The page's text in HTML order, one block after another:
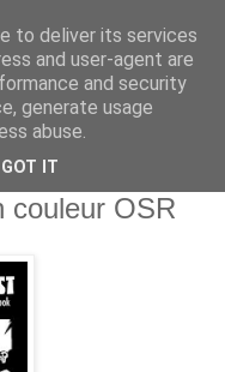
couleur OSR
to deliver its services
and user-agent are
and security
generate usage
abuse.
GOT IT